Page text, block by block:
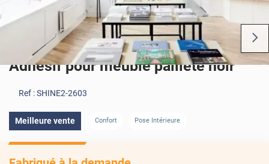
Adhésif pour meuble pailleté noir
Ref :SHINE2-2603
Meilleure vente Confort Pose Intérieure